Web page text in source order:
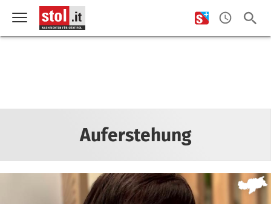
Auferstehung